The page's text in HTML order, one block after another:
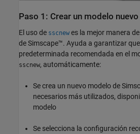
Paso 1: Crear un modelo
El uso de sscnew es la mejor manera
de Simscape™. Ayuda a garantizar
predeterminada recomendada en el
sscnew, automáticamente:
Se crea un nuevo modelo de
necesarios más utilizados,
modelo
Se selecciona la configuración